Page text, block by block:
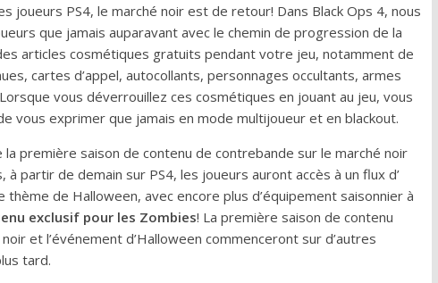
joueurs PS4, le marché noir est de retour! Dans Black Ops 4, nous
que jamais auparavant avec le chemin de progression de la
articles cosmétiques gratuits pendant votre jeu, notamment de
cartes d’appel, autocollants, personnages occultants, armes
vous déverrouillez ces cosmétiques en jouant au jeu, vous
vous exprimer que jamais en mode multijoueur et en blackout.
la première saison de contenu de contrebande sur le marché noir
à partir de demain sur PS4, les joueurs auront accès à un flux d’
thème de Halloween, avec encore plus d’équipement saisonnier à
exclusif pour les Zombies! La première saison de contenu
et l’événement d’Halloween commenceront sur d’autres
tard.